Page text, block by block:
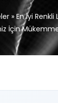
» En İyi Renkli
İçin